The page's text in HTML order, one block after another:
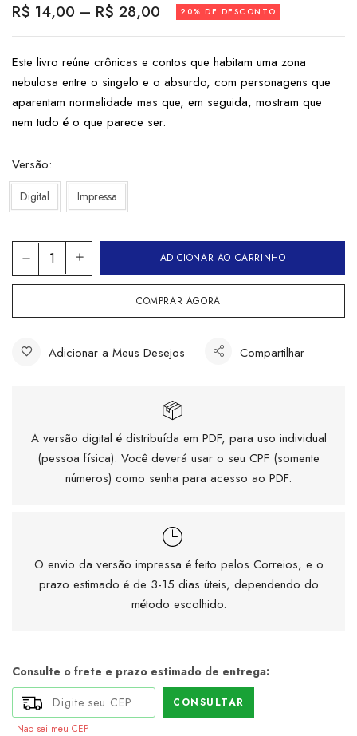
R$ 14,00 – R$ 28,00 20% DE DESCONTO
Este livro reúne crônicas e contos que habitam uma zona
nebulosa entre o singelo e o absurdo, com personagens que
aparentam normalidade mas que, em seguida, mostram que
nem tudo é o que parece ser.
Versão
Digital Impressa
ADICIONAR AO CARRINHO
COMPRAR AGORA
Adicionar a Meus Desejos Compartilhar
A versão digital é distribuída em PDF, para uso individual
(pessoa física). Você deverá usar o seu CPF (somente
números) como senha para acesso ao PDF.
O envio da versão impressa é feito pelos Correios, e o
prazo estimado é de 3-15 dias úteis, dependendo do
método escolhido.
Consulte o frete e prazo estimado de entrega:
CONSULTAR
Não sei meu CEP